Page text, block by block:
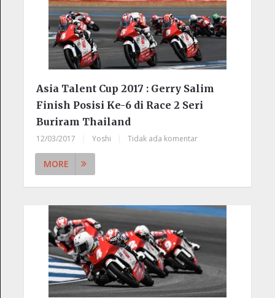
Asia Talent Cup 2017 : Gerry Salim
Finish Posisi Ke-6 di Race 2 Seri
Buriram Thailand
12/03/2017 Yoshi Tidak ada komentar
MORE